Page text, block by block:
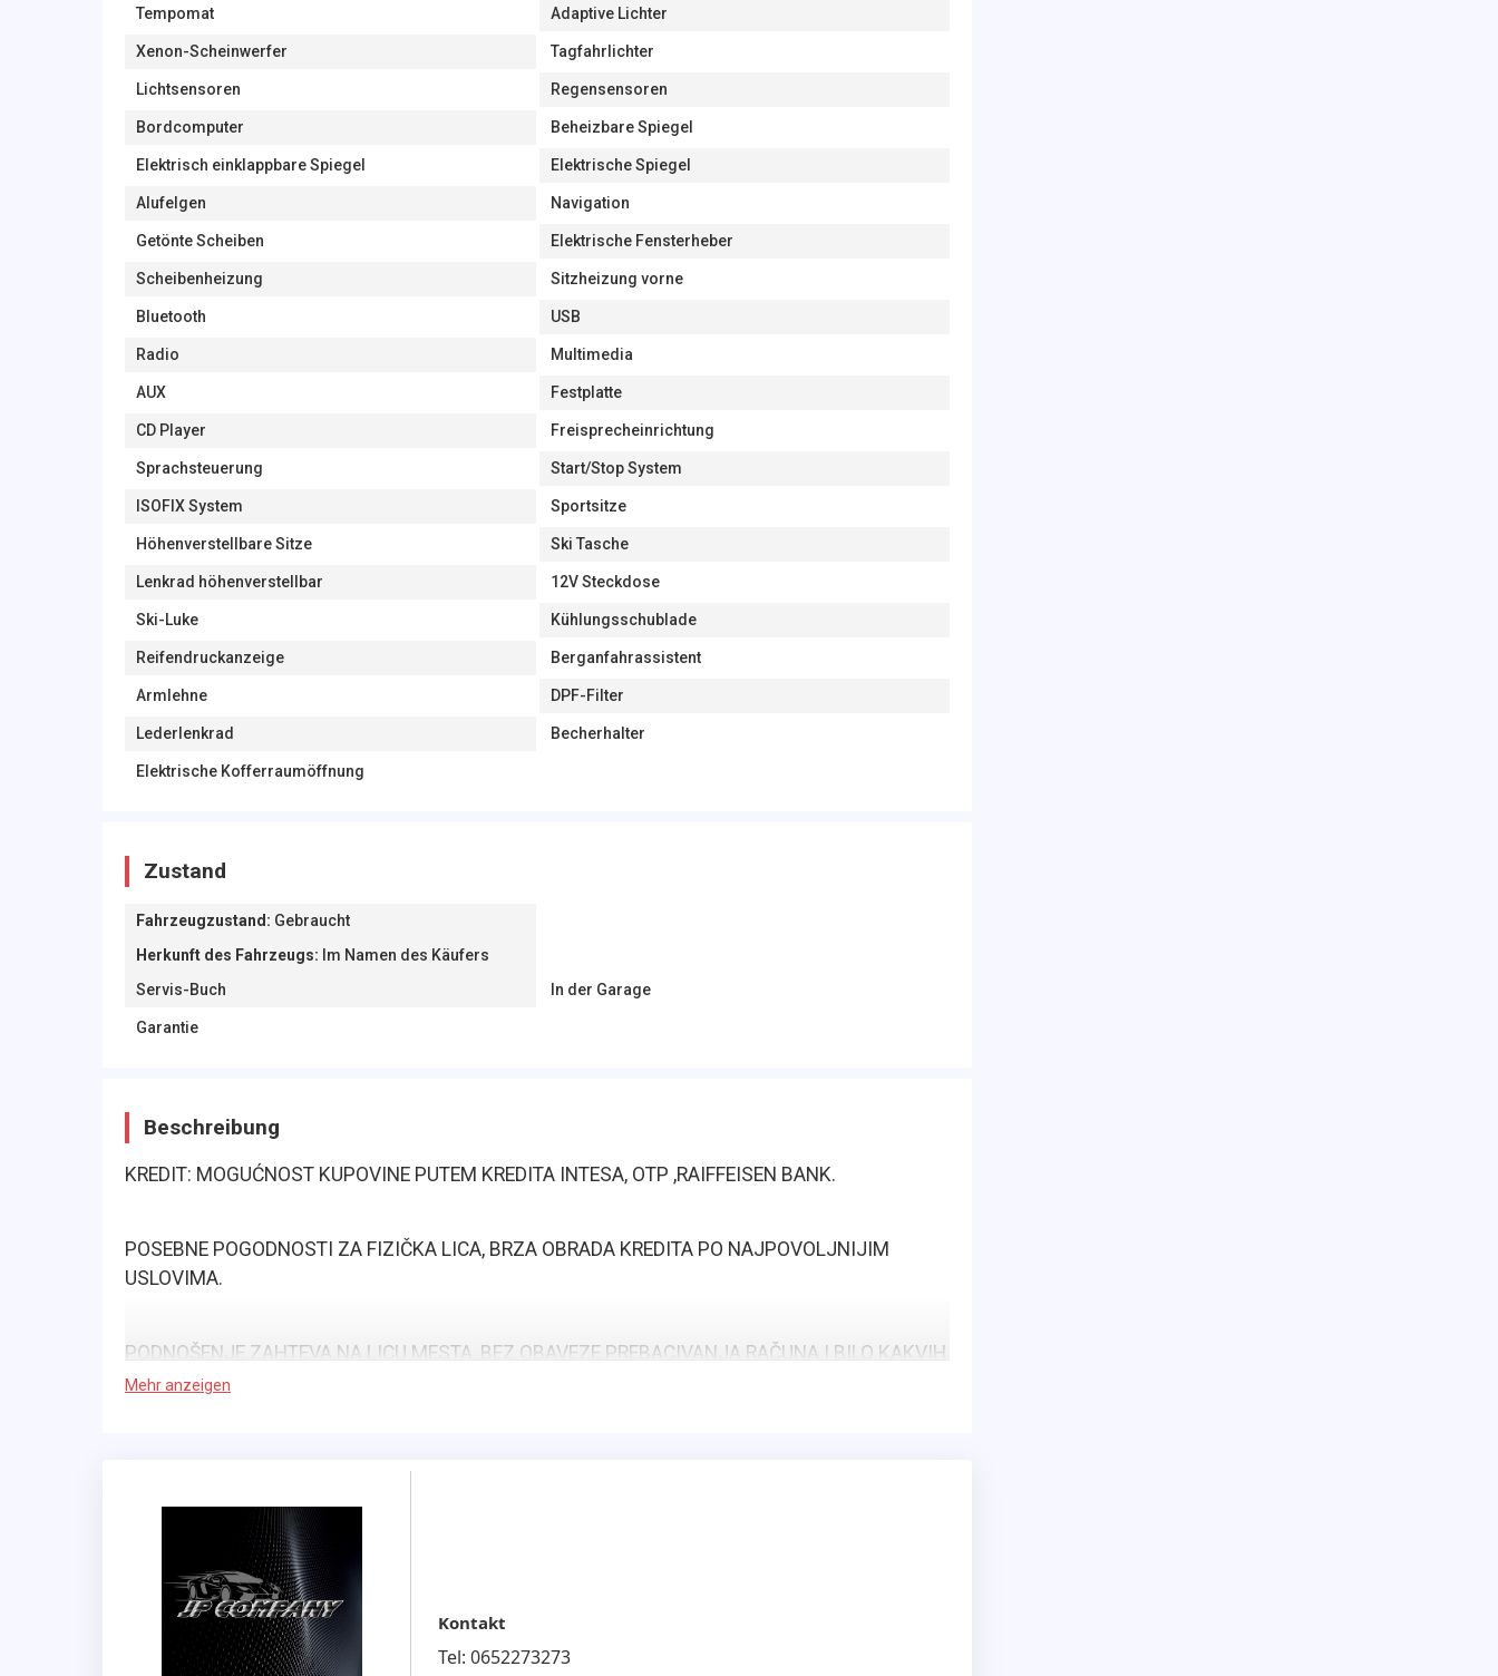
Tempomat Adaptive Lichter
Xenon-Scheinwerfer Tagfahrlichter
Lichtsensoren Regensensoren
Bordcomputer Beheizbare Spiegel
Elektrisch einklappbare Spiegel Elektrische Spiegel
Alufelgen Navigation
Getönte Scheiben Elektrische Fensterheber
Scheibenheizung Sitzheizung vorne
Bluetooth USB
Radio Multimedia
AUX Festplatte
CD Player Freisprecheinrichtung
Sprachsteuerung Start/Stop System
ISOFIX System Sportsitze
Höhenverstellbare Sitze Ski Tasche
Lenkrad höhenverstellbar 12V Steckdose
Ski-Luke Kühlungsschublade
Reifendruckanzeige Berganfahrassistent
Armlehne DPF-Filter
Lederlenkrad Becherhalter
Elektrische Kofferraumöffnung
Zustand
Fahrzeugzustand : Gebraucht
Herkunft des Fahrzeugs: Im Namen des Käufers
Servis-Buch
In der Garage
Garantie
Beschreibung
KREDIT: MOGUĆNOST KUPOVINE PUTEM KREDITA INTESA, OTP ,RAIFFEISEN BANK.
POSEBNE POGODNOSTI ZA FIZIČKA LICA, BRZA OBRADA KREDITA PO NAJPOVOLJNIJIM
USLOVIMA.
PODNOŠENJE ZAHTEVA NA LICU MESTA, BEZ OBAVEZE PREBACIVANJA RAČUNA I BILO KAKVIH
TROŠKOVA ODRŽAVANJA.
KONTAKT TELEFON ZE KREDIT :069 /1 273 273
Mehr anzeigen
Kontakt
Tel: 0652273273